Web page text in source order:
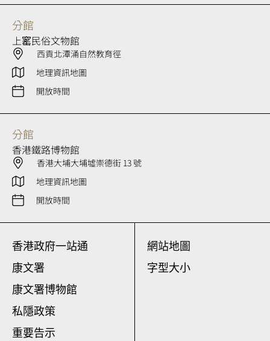
分館
上窰民俗文物館
西貢北潭涌自然教育徑
地理資訊地圖
開放時間
分館
香港鐵路博物館
香港大埔大埔墟崇德街 13 號
地理資訊地圖
開放時間
香港政府一站通
康文署
康文署博物館
私隱政策
重要告示
網站地圖
字型大小